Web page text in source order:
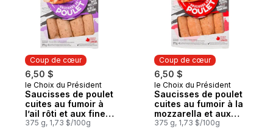
Coup de cœur
6,50 $
Coup de cœur
le Choix du Président
Saucisses de poulet
cuites au fumoir à
l’ail rôti et aux fines
herbes
375 g, 1,73 $/100g
Coup de cœur
6,50 $
Coup de cœur
le Choix du Président
Saucisses de poulet
cuites au fumoir à la
mozzarella et aux
poivrons rouges
375 g, 1,73 $/100g